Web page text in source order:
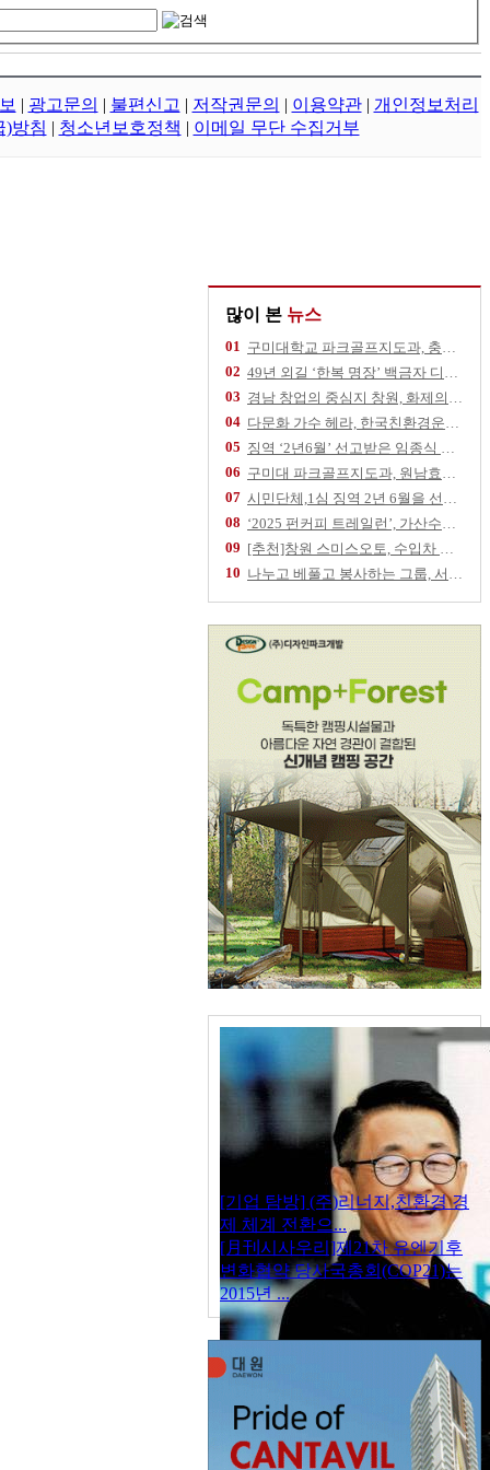
많이 본 뉴스
01
구미대학교 파크골프지도과, 충북 영동군 추풍령
02
49년 외길 ‘한복 명장’ 백금자 디자이너,
03
경남 창업의 중심지 창원, 화제의 스타트업을
04
다문화 가수 헤라, 한국친환경운동협회 건승 기
05
징역 ‘2년6월’ 선고받은 임종식 후보, 11
06
구미대 파크골프지도과, 원남효마실노인주간보호센
07
시민단체,1심 징역 2년 6월을 선고 받은 임
08
‘2025 펀커피 트레일런’, 가산수피아 물들
09
[추천]창원 스미스오토, 수입차 정비 전문업체
10
나누고 베풀고 봉사하는 그룹, 서울역 '따스한
[기업 탐방] (주)리너지,친환경 경
제 체계 전환으...
[月刊시사우리]제21차 유엔기후
변화협약 당사국총회(COP21)는
2015년 ...
| 광고문의 | 불편신고 | 저작권문의 | 이용약관| 개인정보처리
)방침 | 청소년보호정책 | 이메일 무단 수집거부